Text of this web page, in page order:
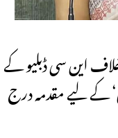
این سی ڈبلیو کے
کے لیے مقدمہ درج